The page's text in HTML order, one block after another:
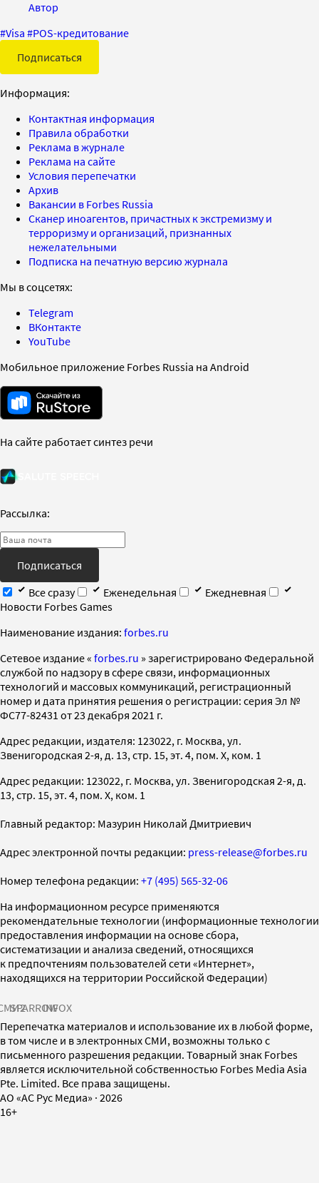
Автор
#Visa #POS-кредитование
Подписаться
Информация:
Контактная информация
Правила обработки
Реклама в журнале
Реклама на сайте
Условия перепечатки
Архив
Вакансии в Forbes Russia
Сканер иноагентов, причастных к экстремизму и
терроризму и организаций, признанных
нежелательными
Подписка на печатную версию журнала
Мы в соцсетях:
Telegram
ВКонтакте
YouTube
Мобильное приложение Forbes Russia на Android
На сайте работает синтез речи
Рассылка:
Подписаться
Все сразу
Еженедельная
Ежедневная
Новости Forbes Games
Наименование издания: forbes.ru
Cетевое издание « forbes.ru » зарегистрировано Федеральной
службой по надзору в сфере связи, информационных
технологий и массовых коммуникаций, регистрационный
номер и дата принятия решения о регистрации: серия Эл №
ФС77-82431 от 23 декабря 2021 г.
Адрес редакции, издателя: 123022, г. Москва, ул.
Звенигородская 2-я, д. 13, стр. 15, эт. 4, пом. X, ком. 1
Адрес редакции: 123022, г. Москва, ул. Звенигородская 2-я, д.
13, стр. 15, эт. 4, пом. X, ком. 1
Главный редактор: Мазурин Николай Дмитриевич
Адрес электронной почты редакции: press-release@forbes.ru
Номер телефона редакции: +7 (495) 565-32-06
На информационном ресурсе применяются
рекомендательные технологии (информационные технологии
предоставления информации на основе сбора,
систематизации и анализа сведений, относящихся
к предпочтениям пользователей сети «Интернет»,
находящихся на территории Российской Федерации)
SPARROWINFOX
Перепечатка материалов и использование их в любой форме,
в том числе и в электронных СМИ, возможны только с
письменного разрешения редакции. Товарный знак Forbes
является исключительной собственностью Forbes Media Asia
Pte. Limited. Все права защищены.
AO «АС Рус Медиа» · 2026
16+